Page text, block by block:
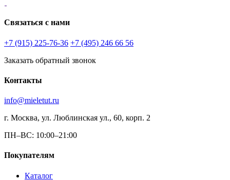
Связаться с нами
+7 (915) 225-76-36 +7 (495) 246 66 56
Заказать обратный звонок
Контакты
info@mieletut.ru
г. Москва, ул. Люблинская ул., 60, корп. 2
ПН–ВС: 10:00–21:00
Покупателям
Каталог